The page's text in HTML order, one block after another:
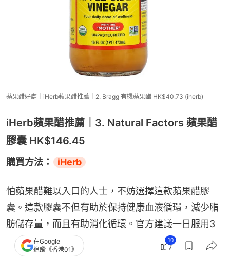
蘋果醋好處｜iHerb蘋果醋推薦｜2. Bragg 有機蘋果醋 HK$40.73 (iherb)
iHerb蘋果醋推薦｜3. Natural Factors 蘋果醋
膠囊 HK$146.45
購買方法： iHerb
怕蘋果醋難以入口的人士，不妨選擇這款蘋果醋膠
囊。這款膠囊不但有助於保持健康血液循環，減少脂
肪儲存量，而且有助消化循環。官方建議一日服用3
次，每次1-2 粒膠囊即可。
在Google
追蹤《香港01》
10